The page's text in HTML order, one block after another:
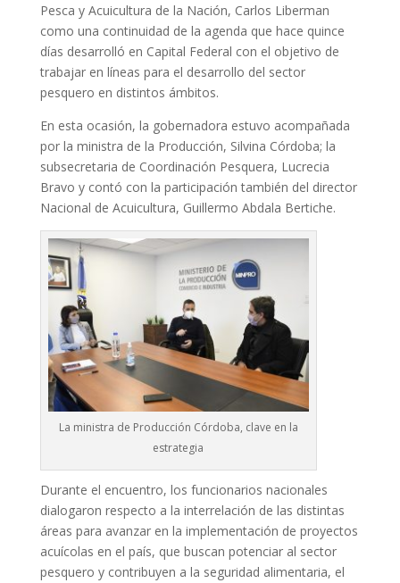
Pesca y Acuicultura de la Nación, Carlos Liberman
como una continuidad de la agenda que hace quince
días desarrolló en Capital Federal con el objetivo de
trabajar en líneas para el desarrollo del sector
pesquero en distintos ámbitos.
En esta ocasión, la gobernadora estuvo acompañada
por la ministra de la Producción, Silvina Córdoba; la
subsecretaria de Coordinación Pesquera, Lucrecia
Bravo y contó con la participación también del director
Nacional de Acuicultura, Guillermo Abdala Bertiche.
La ministra de Producción Córdoba, clave en la
estrategia
Durante el encuentro, los funcionarios nacionales
dialogaron respecto a la interrelación de las distintas
áreas para avanzar en la implementación de proyectos
acuícolas en el país, que buscan potenciar al sector
pesquero y contribuyen a la seguridad alimentaria, el